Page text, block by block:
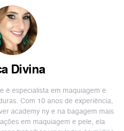
Divina
é especialista em maquiagem e
Com 10 anos de experiência,
academy ny e na bagagem mais
em maquiagem e pele, ela